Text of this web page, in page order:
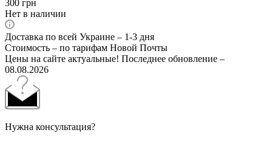
300 грн
Нет в наличии
Доставка по всей Украине – 1-3 дня
Стоимость – по тарифам Новой Почты
Цены на сайте актуальные! Последнее обновление –
08.08.2026
Нужна консультация?